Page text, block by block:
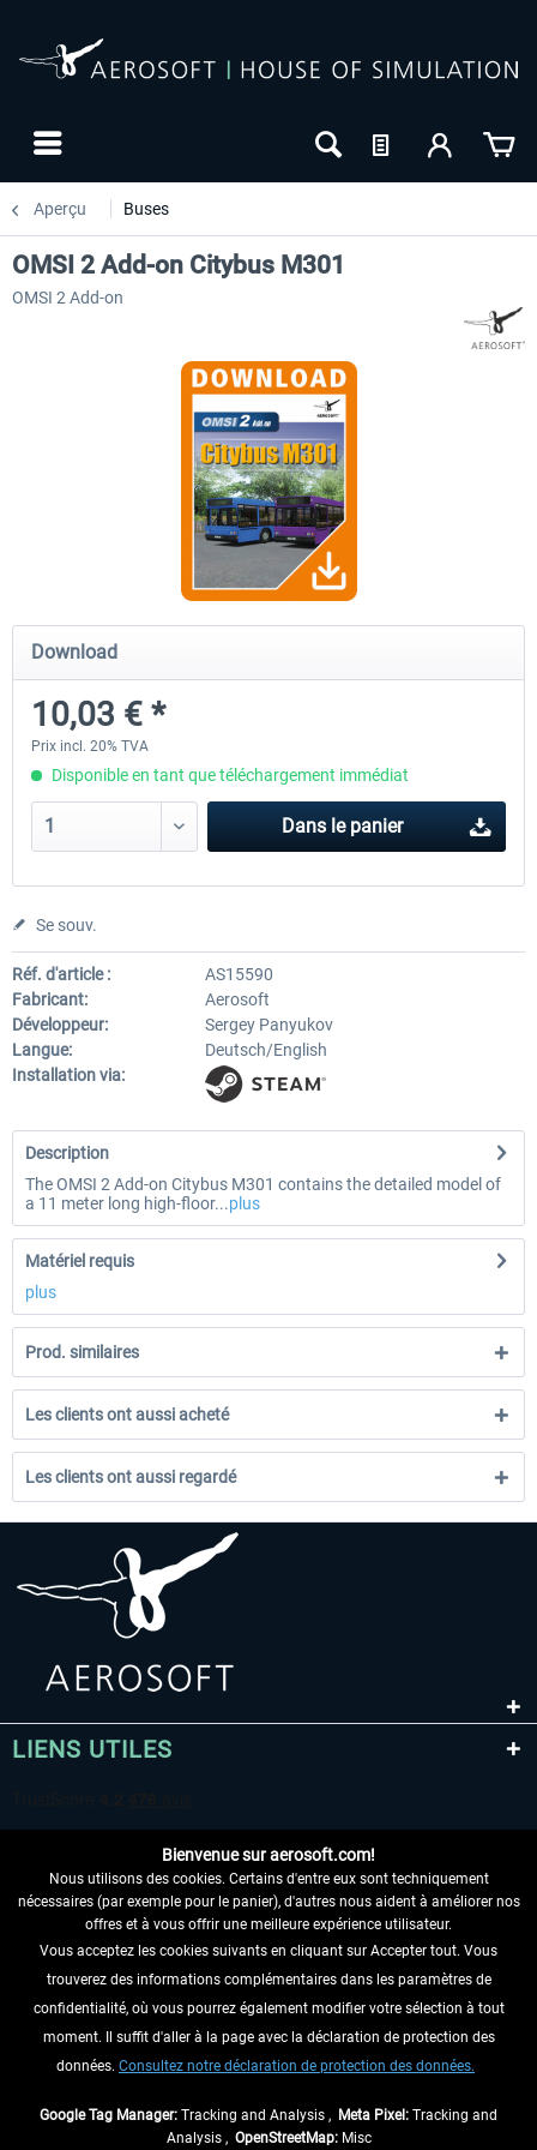
Aperçu Buses
OMSI 2 Add-on Valiant Citybus 7700
Hybrid
12,09 € *
OMSI 2 Add-on IVECO Bus
OMSI 2 Add-on Citybus M301
OMSI 2 Add-on
Download
10,03 € *
Prix incl. 20% TVA
Disponible en tant que téléchargement immédiat
Dans le panier
Se souv.
Réf. d'article :
AS15590
Fabricant:
Aerosoft
Développeur:
Sergey Panyukov
Langue:
Deutsch/English
Installation via:
Description
The OMSI 2 Add-on Citybus M301 contains the detailed model of
a 11 meter long high-floor...plus
Matériel requis
plus
Prod. similaires
Les clients ont aussi acheté
Les clients ont aussi regardé
LIENS UTILES
RENONCER AU CONTRAT ICI
INFORMATIONS
NE MANQUEZ PAS LES DERNIÈRES
Bienvenue sur aerosoft.com!
Nous utilisons des cookies. Certains d'entre eux sont techniquement
nécessaires (par exemple pour le panier), d'autres nous aident à améliorer nos
offres et à vous offrir une meilleure expérience utilisateur.
Vous acceptez les cookies suivants en cliquant sur Accepter tout. Vous
trouverez des informations complémentaires dans les paramètres de
confidentialité, où vous pourrez également modifier votre sélection à tout
moment. Il suffit d'aller à la page avec la déclaration de protection des
données. Consultez notre déclaration de protection des données.
Google Tag Manager: Tracking and Analysis , Meta Pixel: Tracking and
Analysis , OpenStreetMap:Misc